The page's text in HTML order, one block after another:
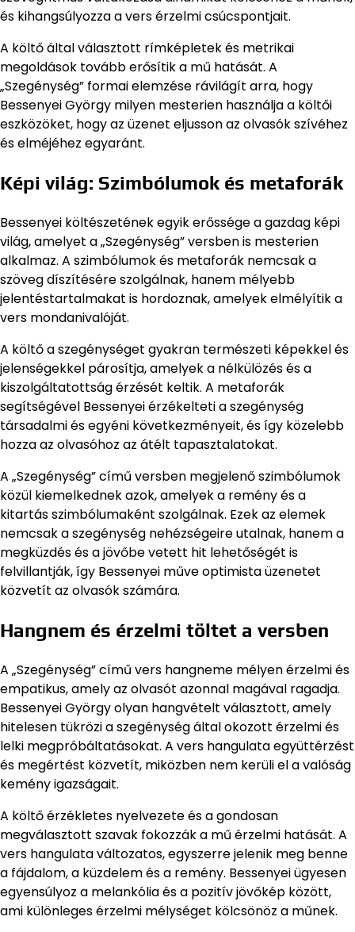
és kihangsúlyozza a vers érzelmi csúcspontjait.
A költő által választott rímképletek és metrikai
megoldások tovább erősítik a mű hatását. A
„Szegénység” formai elemzése rávilágít arra, hogy
Bessenyei György milyen mesterien használja a költői
eszközöket, hogy az üzenet eljusson az olvasók szívéhez
és elméjéhez egyaránt.
Képi világ: Szimbólumok és metaforák
Bessenyei költészetének egyik erőssége a gazdag képi
világ, amelyet a „Szegénység” versben is mesterien
alkalmaz. A szimbólumok és metaforák nemcsak a
szöveg díszítésére szolgálnak, hanem mélyebb
jelentéstartalmakat is hordoznak, amelyek elmélyítik a
vers mondanivalóját.
A költő a szegénységet gyakran természeti képekkel és
jelenségekkel párosítja, amelyek a nélkülözés és a
kiszolgáltatottság érzését keltik. A metaforák
segítségével Bessenyei érzékelteti a szegénység
társadalmi és egyéni következményeit, és így közelebb
hozza az olvasóhoz az átélt tapasztalatokat.
A „Szegénység” című versben megjelenő szimbólumok
közül kiemelkednek azok, amelyek a remény és a
kitartás szimbólumaként szolgálnak. Ezek az elemek
nemcsak a szegénység nehézségeire utalnak, hanem a
megküzdés és a jövőbe vetett hit lehetőségét is
felvillantják, így Bessenyei műve optimista üzenetet
közvetít az olvasók számára.
Hangnem és érzelmi töltet a versben
A „Szegénység” című vers hangneme mélyen érzelmi és
empatikus, amely az olvasót azonnal magával ragadja.
Bessenyei György olyan hangvételt választott, amely
hitelesen tükrözi a szegénység által okozott érzelmi és
lelki megpróbáltatásokat. A vers hangulata együttérzést
és megértést közvetít, miközben nem kerüli el a valóság
kemény igazságait.
A költő érzékletes nyelvezete és a gondosan
megválasztott szavak fokozzák a mű érzelmi hatását. A
vers hangulata változatos, egyszerre jelenik meg benne
a fájdalom, a küzdelem és a remény. Bessenyei ügyesen
egyensúlyoz a melankólia és a pozitív jövőkép között,
ami különleges érzelmi mélységet kölcsönöz a műnek.